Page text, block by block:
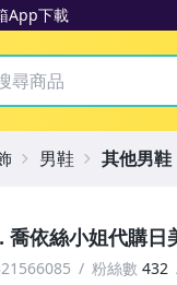
App下載
拍賣
喬依絲小姐代購日
粉絲數 432
男鞋 其他男鞋